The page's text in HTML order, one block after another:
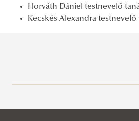
Rólunk
Büntető-eljárásjogi Tanszék
Horváth Dániel testnevelő
Kecskés Alexandra testnevelő